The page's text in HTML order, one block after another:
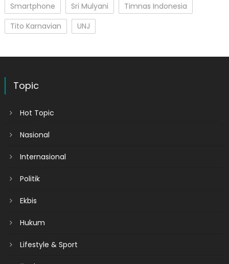
Smartphone
Sri Mulyani
Timnas Indonesia
Tito Karnavian
UNJ
Topic
Hot Topic
Nasional
Internasional
Politik
Ekbis
Hukum
Lifestyle & Sport